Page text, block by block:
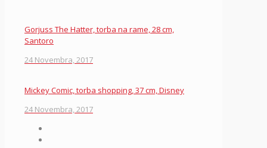
Gorjuss The Hatter, torba na rame, 28 cm,
Santoro
24 Novembra, 2017
Mickey Comic, torba shopping, 37 cm, Disney
24 Novembra, 2017